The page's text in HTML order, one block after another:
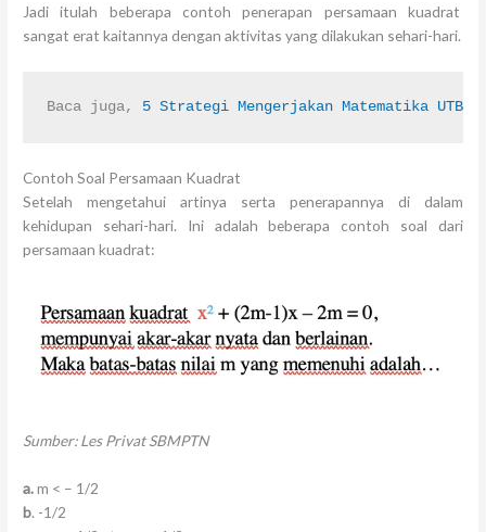
Jadi itulah beberapa contoh penerapan persamaan kuadrat
sangat erat kaitannya dengan aktivitas yang dilakukan sehari-hari.
Baca juga, 5 Strategi Mengerjakan Matematika UTBK-
Contoh Soal Persamaan Kuadrat
Setelah mengetahui artinya serta penerapannya di dalam
kehidupan sehari-hari. Ini adalah beberapa contoh soal dari
persamaan kuadrat:
Sumber: Les Privat SBMPTN
a.m < – 1/2
b. -1/2